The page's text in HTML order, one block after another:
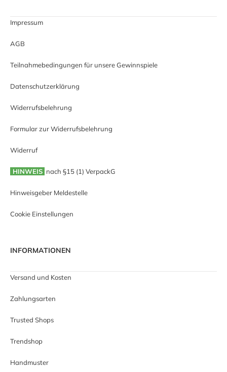
Impressum
AGB
Teilnahmebedingungen für unsere Gewinnspiele
Datenschutzerklärung
Widerrufsbelehrung
Formular zur Widerrufsbelehrung
Widerruf
HINWEIS nach §15 (1) VerpackG
Hinweisgeber Meldestelle
Cookie Einstellungen
INFORMATIONEN
Versand und Kosten
Zahlungsarten
Trusted Shops
Trendshop
Handmuster